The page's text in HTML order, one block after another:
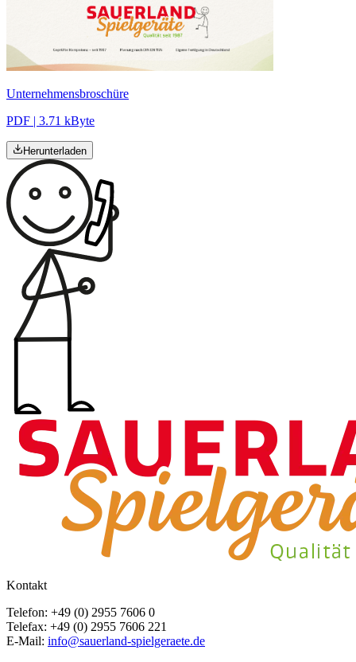
Unternehmensbroschüre
PDF | 3.71 kByte
Herunterladen
Kontakt
Telefon: +49 (0) 2955 7606 0
Telefax: +49 (0) 2955 7606 221
E-Mail: info@sauerland-spielgeraete.de